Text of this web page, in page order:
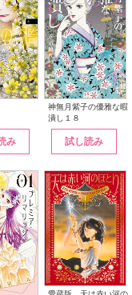
み
神無月紫子の優雅な暇
潰し１８
試し読み